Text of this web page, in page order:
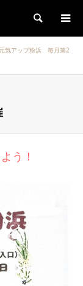
検索
元気アップ粉浜 毎月第2
う！